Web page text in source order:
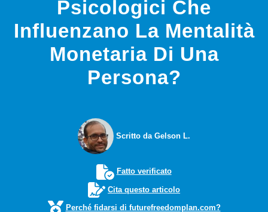
Psicologici Che
Influenzano La Mentalità
Monetaria Di Una
Persona?
Scritto da Gelson L.
Fatto verificato
Cita questo articolo
Perché fidarsi di futurefreedomplan.com?